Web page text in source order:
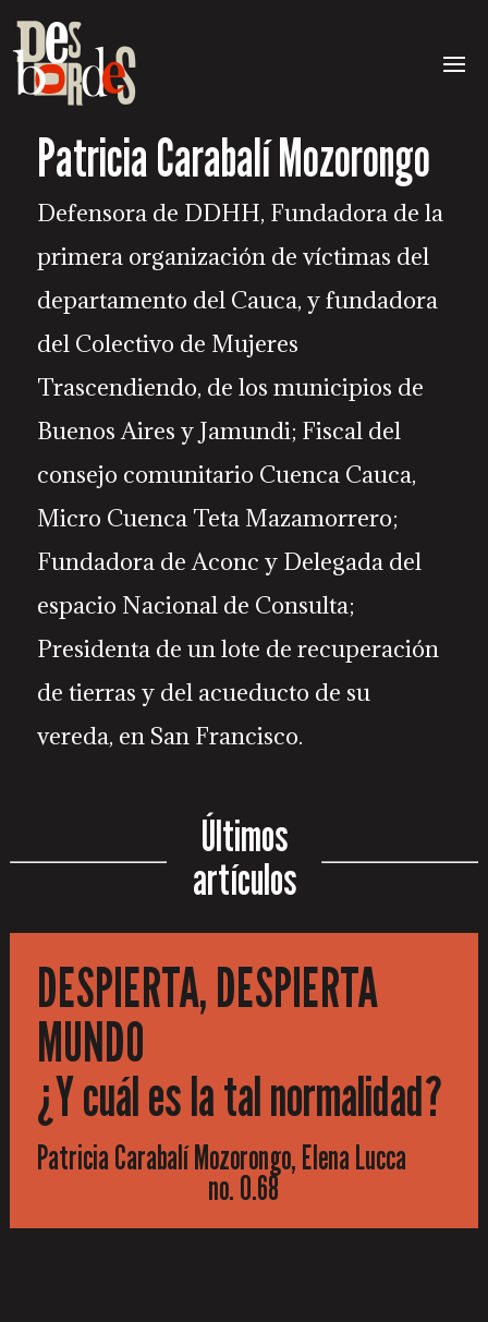
Patricia Carabalí Mozorongo
Defensora de DDHH, Fundadora de la
primera organización de víctimas del
departamento del Cauca, y fundadora
del Colectivo de Mujeres
Trascendiendo, de los municipios de
Buenos Aires y Jamundi; Fiscal del
consejo comunitario Cuenca Cauca,
Micro Cuenca Teta Mazamorrero;
Fundadora de Aconc y Delegada del
espacio Nacional de Consulta;
Presidenta de un lote de recuperación
de tierras y del acueducto de su
vereda, en San Francisco.
Últimos
artículos
DESPIERTA, DESPIERTA
MUNDO
¿Y cuál es la tal normalidad?
Patricia Carabalí Mozorongo, Elena Lucca
no. 0.68